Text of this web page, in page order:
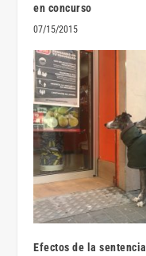
en concurso
07/15/2015
Efectos de la